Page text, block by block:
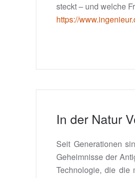
steckt – und welche
https://
In der Natur
Seit Generationen
Geheimnisse der
Technologie, die die